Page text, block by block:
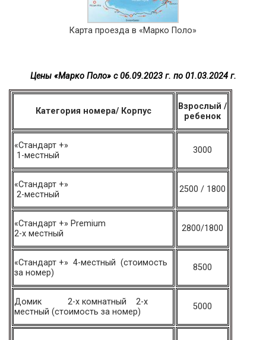
Карта проезда в «Марко Поло»
Цены «Марко Поло» c 06.09.2023 г. по 01.03.2024 г.
Категория номера/ Корпус
Взрослый /
ребенок
«Стандарт +»
1-местный
3000
«Стандарт +»
2-местный
2500 / 1800
«Стандарт +» Premium
2-х местный
2800/1800
«Стандарт +» 4-местный (стоимость
за номер)
8500
Домик 2-х комнатный 2-х
местный (стоимость за номер)
5000